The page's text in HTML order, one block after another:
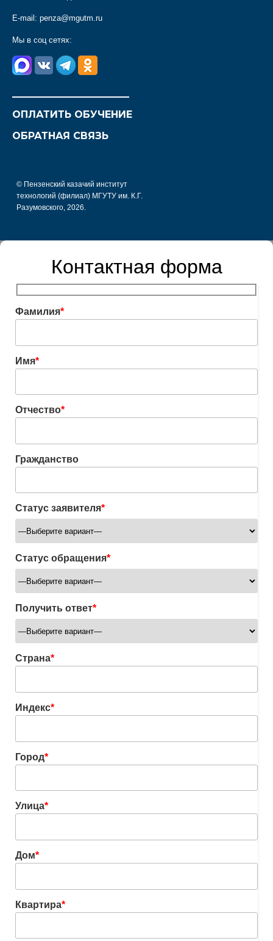
E-mail: penza@mgutm.ru
Мы в соц сетях:
ОПЛАТИТЬ ОБУЧЕНИЕ
ОБРАТНАЯ СВЯЗЬ
© Пензенский казачий институт
технологий (филиал) МГУТУ им. К.Г.
Разумовского, 2026.
Контактная форма
Фамилия*
Имя*
Отчество*
Гражданство
Статус заявителя*
Статус обращения*
Получить ответ*
Страна*
Индекс*
Город*
Улица*
Дом*
Квартира*